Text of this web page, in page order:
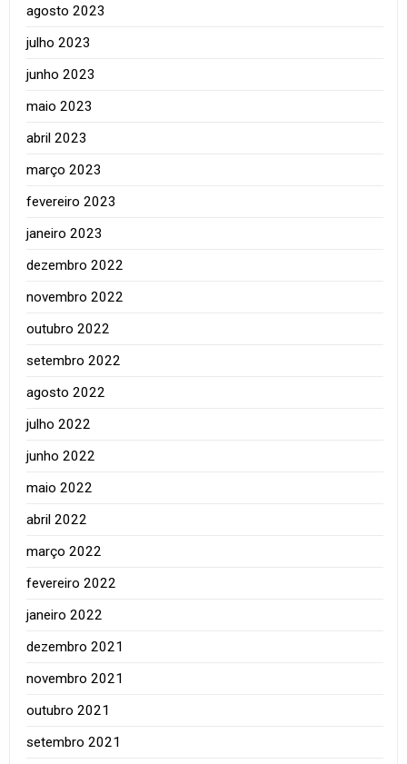
agosto 2023
julho 2023
junho 2023
maio 2023
abril 2023
março 2023
fevereiro 2023
janeiro 2023
dezembro 2022
novembro 2022
outubro 2022
setembro 2022
agosto 2022
julho 2022
junho 2022
maio 2022
abril 2022
março 2022
fevereiro 2022
janeiro 2022
dezembro 2021
novembro 2021
outubro 2021
setembro 2021